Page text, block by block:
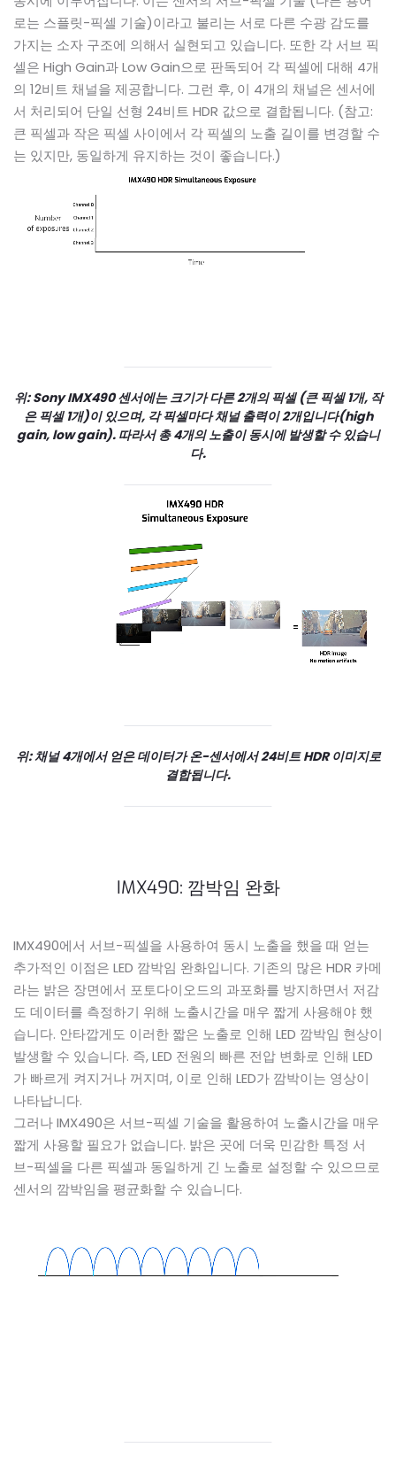
로는 스플릿-픽셀 기술)이라고 불리는 서로 다른 수광 감도를
가지는 소자 구조에 의해서 실현되고 있습니다. 또한 각 서브 픽
셀은 High Gain과 Low Gain으로 판독되어 각 픽셀에 대해 4개
의 12비트 채널을 제공합니다. 그런 후, 이 4개의 채널은 센서에
서 처리되어 단일 선형 24비트 HDR 값으로 결합됩니다. (참고:
큰 픽셀과 작은 픽셀 사이에서 각 픽셀의 노출 길이를 변경할 수
는 있지만, 동일하게 유지하는 것이 좋습니다.)
위: Sony IMX490 센서에는 크기가 다른 2개의 픽셀 (큰 픽셀 1개, 작
은 픽셀 1개)이 있으며, 각 픽셀마다 채널 출력이 2개입니다(high
gain, low gain). 따라서 총 4개의 노출이 동시에 발생할 수 있습니
다.
위: 채널 4개에서 얻은 데이터가 온-센서에서 24비트 HDR 이미지로
결합됩니다.
IMX490: 깜박임 완화
IMX490에서 서브-픽셀을 사용하여 동시 노출을 했을 때 얻는
추가적인 이점은 LED 깜박임 완화입니다. 기존의 많은 HDR 카메
라는 밝은 장면에서 포토다이오드의 과포화를 방지하면서 저감
도 데이터를 측정하기 위해 노출시간을 매우 짧게 사용해야 했
습니다. 안타깝게도 이러한 짧은 노출로 인해 LED 깜박임 현상이
발생할 수 있습니다. 즉, LED 전원의 빠른 전압 변화로 인해 LED
가 빠르게 켜지거나 꺼지며, 이로 인해 LED가 깜박이는 영상이
나타납니다.
그러나 IMX490은 서브-픽셀 기술을 활용하여 노출시간을 매우
짧게 사용할 필요가 없습니다. 밝은 곳에 더욱 민감한 특정 서
브-픽셀을 다른 픽셀과 동일하게 긴 노출로 설정할 수 있으므로
센서의 깜박임을 평균화할 수 있습니다.